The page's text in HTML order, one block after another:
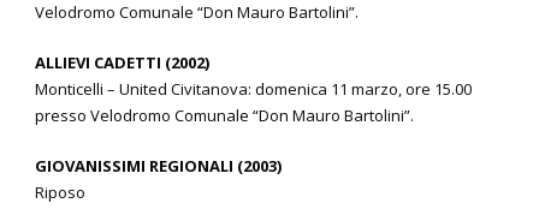
Velodromo Comunale “Don Mauro Bartolini”.
ALLIEVI CADETTI (2002)
Monticelli – United Civitanova: domenica 11 marzo, ore 15.00
presso Velodromo Comunale “Don Mauro Bartolini”.
GIOVANISSIMI REGIONALI (2003)
Riposo